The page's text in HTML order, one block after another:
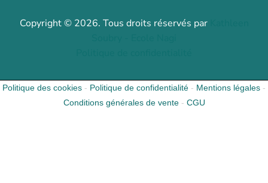
Copyright © 2026. Tous droits réservés par
Politique des cookies - Politique de confidentialité - Mentions légales -
Conditions générales de vente- CGU